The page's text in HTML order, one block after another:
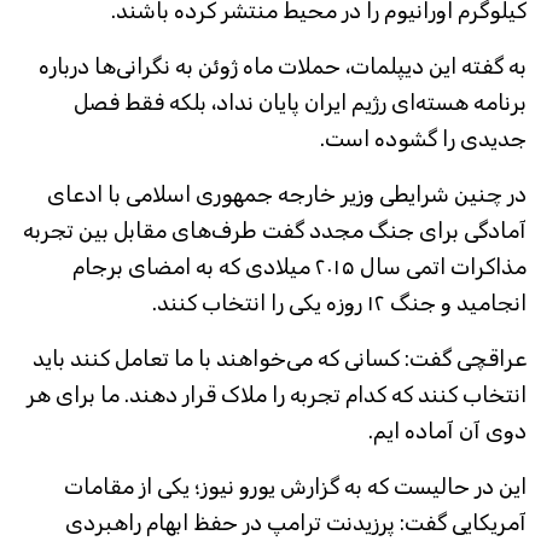
کیلوگرم اورانیوم را در محیط منتشر کرده باشند.
به گفته این دیپلمات، حملات ماه ژوئن به نگرانی‌ها درباره
برنامه هسته‌ای رژیم ایران پایان نداد، بلکه فقط فصل
جدیدی را گشوده است.
در چنین شرایطی وزیر خارجه جمهوری اسلامی با ادعای
آمادگی برای جنگ مجدد گفت طرف‌های مقابل بین تجربه
مذاکرات اتمی سال ۲۰۱۵ میلادی که به امضای برجام
انجامید و جنگ ۱۲ روزه یکی را انتخاب کنند.
عراقچی گفت: کسانی که می‌خواهند با ما تعامل کنند باید
انتخاب کنند که کدام تجربه را ملاک قرار دهند. ما برای هر
دوی آن آماده ایم.
این در حالیست که به گزارش یورو نیوز؛ یکی از مقامات
آمریکایی گفت: پرزیدنت ترامپ در حفظ ابهام راهبردی